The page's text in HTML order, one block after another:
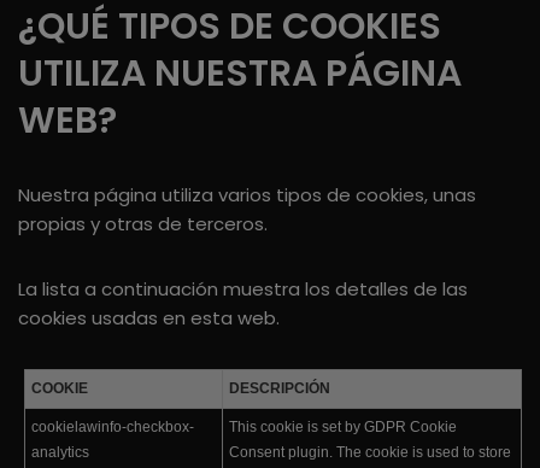
¿QUÉ TIPOS DE COOKIES
UTILIZA NUESTRA PÁGINA
WEB?
Nuestra página utiliza varios tipos de cookies, unas
propias y otras de terceros.
La lista a continuación muestra los detalles de las
cookies usadas en esta web.
COOKIE DESCRIPCIÓN
cookielawinfo-checkbox-
analytics
This cookie is set by GDPR Cookie
Consent plugin. The cookie is used to store